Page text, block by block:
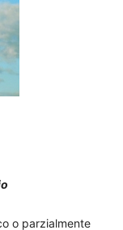
o parzialmente